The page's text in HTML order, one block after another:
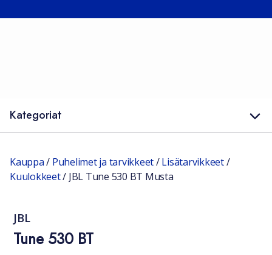
Kategoriat
Kauppa/ Puhelimet ja tarvikkeet/Lisätarvikkeet/
Kuulokkeet/ JBL Tune 530 BT Musta
JBL
Tune 530 BT